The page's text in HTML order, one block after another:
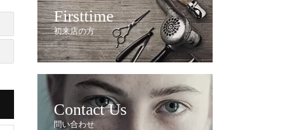
Firsttime
初来店の方
Contact Us
問い合わせ